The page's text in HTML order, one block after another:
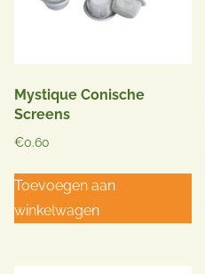
Mystique Conische
Screens
€0.60
Toevoegen aan
winkelwagen